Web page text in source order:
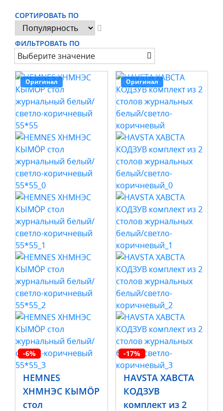
СОРТИРОВАТЬ ПО
ФИЛЬТРОВАТЬ ПО
Выберите значение
Оригинал
-6%
HEMNES
ХНМНЭС КЫМÖР
стол
Оригинал
-17%
HAVSTA ХАВСТА
КОДЗУВ
комплект из 2